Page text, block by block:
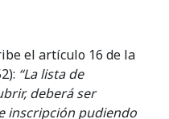
el artículo 16 de la
“La lista de
deberá ser
inscripción pudiendo